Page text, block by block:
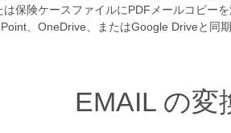
は保険ケースファイルにPDFメールコピーを
、OneDrive、またはGoogle Driveと同
EMAIL の変